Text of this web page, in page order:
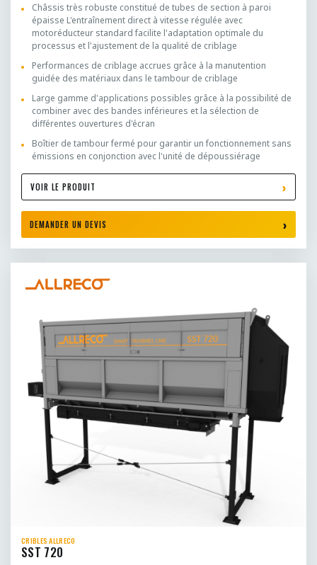
Châssis très robuste constitué de tubes de section à paroi
épaisse L'entraînement direct à vitesse régulée avec
motoréducteur standard facilite l'adaptation optimale du
processus et l'ajustement de la qualité de criblage
Performances de criblage accrues grâce à la manutention
guidée des matériaux dans le tambour de criblage
Large gamme d'applications possibles grâce à la possibilité de
combiner avec des bandes inférieures et la sélection de
différentes ouvertures d'écran
Boîtier de tambour fermé pour garantir un fonctionnement sans
émissions en conjonction avec l'unité de dépoussiérage
VOIR LE PRODUIT
DEMANDER UN DEVIS
CRIBLES ALLRECO
SST 720